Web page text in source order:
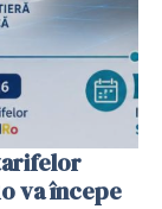
va începe